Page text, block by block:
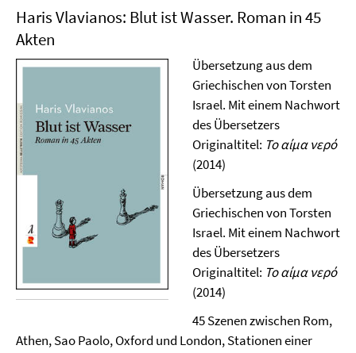
Haris Vlavianos: Blut ist Wasser. Roman in 45
Akten
Übersetzung aus dem
Griechischen von Torsten
Israel. Mit einem Nachwort
des Übersetzers
Originaltitel: Το αίμα νερό
(2014)
Übersetzung aus dem
Griechischen von Torsten
Israel. Mit einem Nachwort
des Übersetzers
Originaltitel: Το αίμα νερό
(2014)
45 Szenen zwischen Rom,
Athen, Sao Paolo, Oxford und London, Stationen einer